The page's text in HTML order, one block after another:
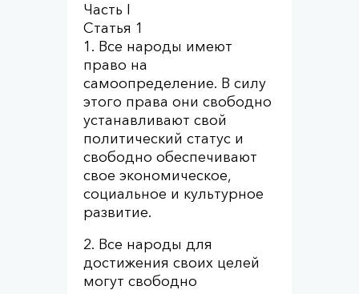
Часть I
Статья 1
1. Все народы имеют
право на
самоопределение. В силу
этого права они свободно
устанавливают свой
политический статус и
свободно обеспечивают
свое экономическое,
социальное и культурное
развитие.
2. Все народы для
достижения своих целей
могут свободно